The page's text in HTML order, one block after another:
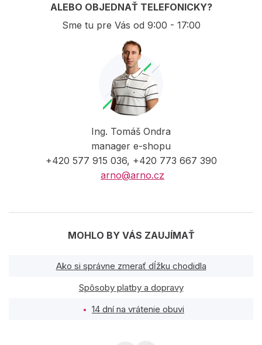
ALEBO OBJEDNAŤ TELEFONICKY?
Sme tu pre Vás od 9:00 - 17:00
Ing. Tomáš Ondra
manager e-shopu
+420 577 915 036, +420 773 667 390
arno@arno.cz
MOHLO BY VÁS ZAUJÍMAŤ
Ako si správne zmerať dĺžku chodidla
Spôsoby platby a dopravy
14 dní na vrátenie obuvi